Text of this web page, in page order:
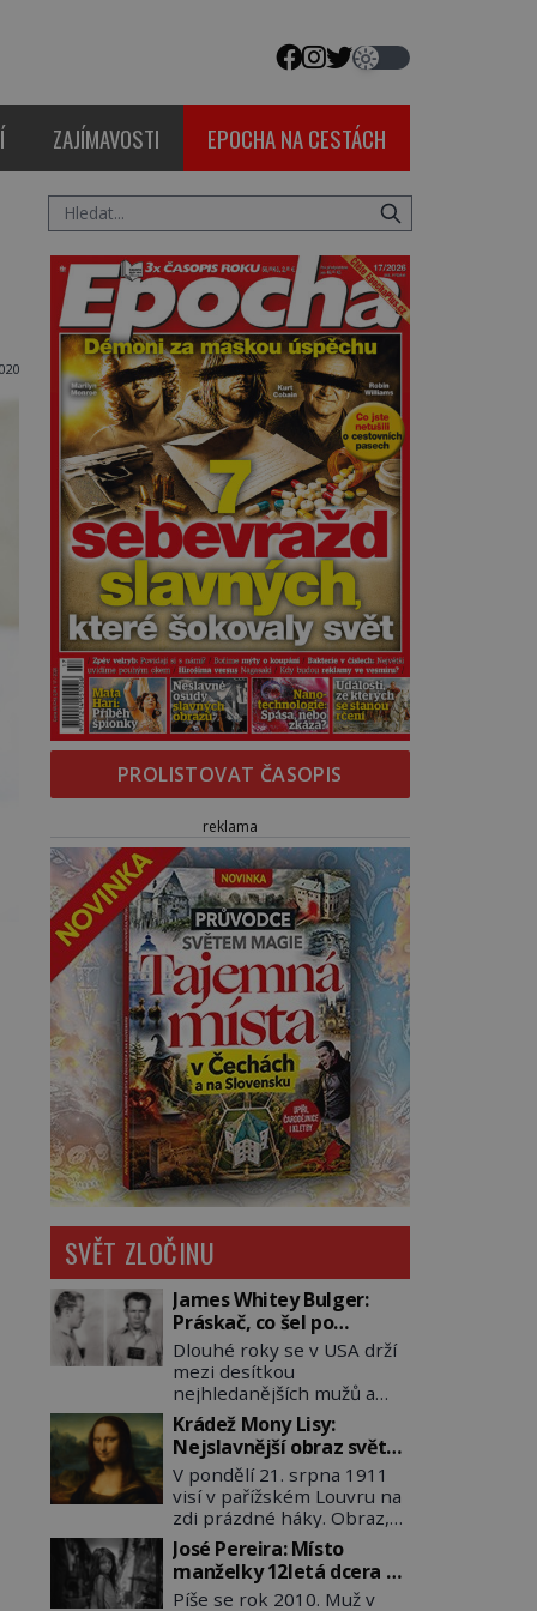
ZAJÍMAVOSTI EPOCHA NA CESTÁCH
PROLISTOVAT ČASOPIS
reklama
SVĚT ZLOČINU
James Whitey Bulger:
Práskač, co šel po
práskačích
Dlouhé roky se v USA drží
mezi desítkou
nejhledanějších mužů a
dopracuje to až na číslo
dvě – hned po Usámovi bin
Ládinovi (1957–2011). To je
James „Whitey“ Bulger
(1929–2018) viněný ze
spoluúčasti na 19
vraždách, vydírání a lichvy.
A samozřejmě, krom toho
je ještě drogový dealer,
Krádež Mony Lisy:
Nejslavnější obraz světa
zůstane dva roky
nezvěstný
V pondělí 21. srpna 1911
visí v pařížském Louvru na
zdi prázdné háky. Obraz,
který dnes zná celý svět, je
pryč. Zpočátku si nikdo
nemyslí, že jde o krádež.
Zaměstnanci jsou
José Pereira: Místo
manželky 12letá dcera –
a sousedi o všem vědí!
Píše se rok 2010. Muž v